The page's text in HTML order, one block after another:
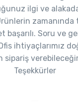
ilgi ve
zamanında
başarılı. Soru ve
ihtiyaçlarımız
sipariş
Teşekkürler